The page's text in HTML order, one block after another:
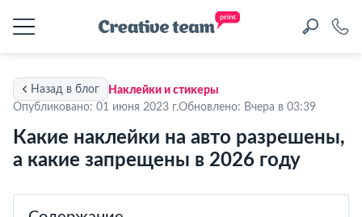
Назад в блог
Наклейки и стикеры
Опубликовано: 01 июня 2023 г.Обновлено: Вчера в 03:39
Какие наклейки на авто разрешены,
а какие запрещены в 2026 году